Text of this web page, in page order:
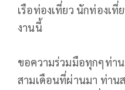
เรือท่องเที่ยว นักท่องเที่
งานนี้
ขอความร่วมมือทุกๆท่า
สามเดือนที่ผ่านมา ท่าน